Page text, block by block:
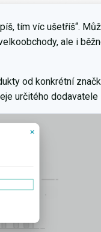
tím víc ušetříš“.
ale i
od konkrétní
určitého dodavatele